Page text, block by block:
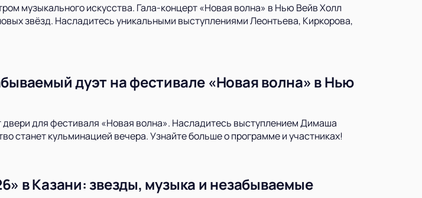
музыкального искусства. Гала-концерт «Новая волна» в Нью Вейв Холл
звёзд. Насладитесь уникальными выступлениями Леонтьева, Киркорова,
дуэт на фестивале «Новая волна» в Нью
двери для фестиваля «Новая волна». Насладитесь выступлением Димаша
станет кульминацией вечера. Узнайте больше о программе и участниках!
в Казани: звезды, музыка и незабываемые